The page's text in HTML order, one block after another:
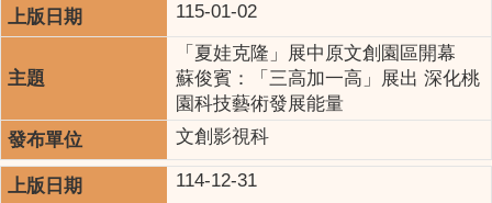
115-01-02
「夏娃克隆」展中原文創園區開幕
蘇俊賓：「三高加一高」展出 深化桃
園科技藝術發展能量
文創影視科
114-12-31